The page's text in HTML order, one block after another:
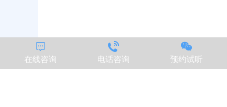

在线咨询

电话咨询

预约试听